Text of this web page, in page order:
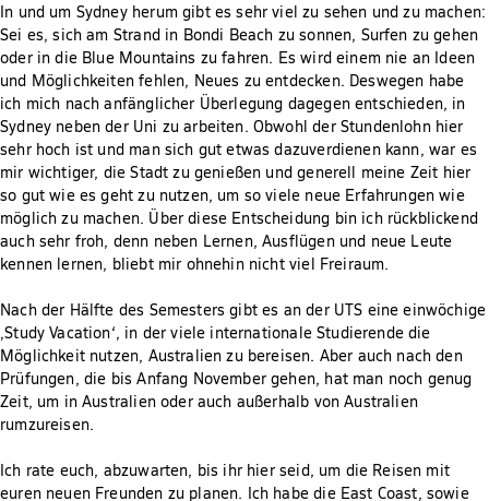
In und um Sydney herum gibt es sehr viel zu sehen und zu machen:
Sei es, sich am Strand in Bondi Beach zu sonnen, Surfen zu gehen
oder in die Blue Mountains zu fahren. Es wird einem nie an Ideen
und Möglichkeiten fehlen, Neues zu entdecken. Deswegen habe
ich mich nach anfänglicher Überlegung dagegen entschieden, in
Sydney neben der Uni zu arbeiten. Obwohl der Stundenlohn hier
sehr hoch ist und man sich gut etwas dazuverdienen kann, war es
mir wichtiger, die Stadt zu genießen und generell meine Zeit hier
so gut wie es geht zu nutzen, um so viele neue Erfahrungen wie
möglich zu machen. Über diese Entscheidung bin ich rückblickend
auch sehr froh, denn neben Lernen, Ausflügen und neue Leute
kennen lernen, bliebt mir ohnehin nicht viel Freiraum.
Nach der Hälfte des Semesters gibt es an der UTS eine einwöchige
‚Study Vacation‘, in der viele internationale Studierende die
Möglichkeit nutzen, Australien zu bereisen. Aber auch nach den
Prüfungen, die bis Anfang November gehen, hat man noch genug
Zeit, um in Australien oder auch außerhalb von Australien
rumzureisen.
Ich rate euch, abzuwarten, bis ihr hier seid, um die Reisen mit
euren neuen Freunden zu planen. Ich habe die East Coast, sowie